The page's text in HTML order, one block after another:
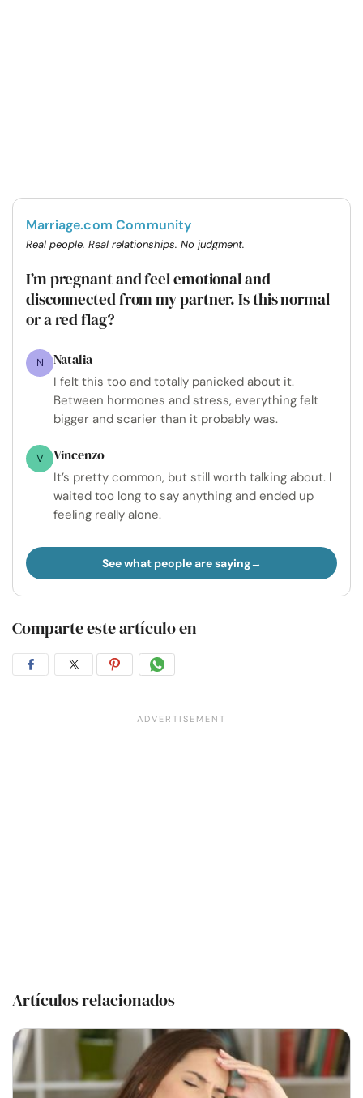
Marriage.com Community
Real people. Real relationships. No judgment.
I’m pregnant and feel emotional and
disconnected from my partner. Is this normal
or a red flag?
N Natalia
I felt this too and totally panicked about it.
Between hormones and stress, everything felt
bigger and scarier than it probably was.
V Vincenzo
It’s pretty common, but still worth talking about. I
waited too long to say anything and ended up
feeling really alone.
See what people are saying
Comparte este artículo en
CompartirCompartirCompartir
Pinterest
Compartir
WhatsApp
Artículos relacionados